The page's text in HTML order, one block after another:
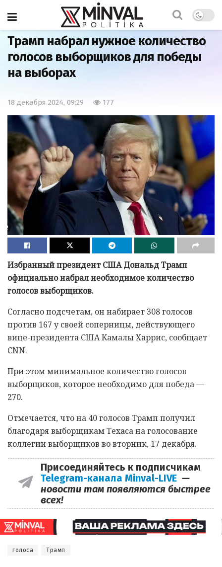
Главная
Трамп набрал нужное количество
голосов выборщиков для победы
на выборах
18 декабря 2024, 09:29 177
Избранный президент США Дональд Трамп
официально набрал необходимое количество
голосов выборщиков.
Согласно подсчетам, он набирает 308 голосов
против 167 у своей соперницы, действующего
вице-президента США Камалы Харрис, сообщает
CNN.
При этом минимальное количество голосов
выборщиков, которое необходимо для победа —
270.
Отмечается, что на 40 голосов Трамп получил
благодаря выборщикам Техаса на голосование
коллегии выборщиков во вторник, 17 декабря.
Присоединяйтесь к подписчикам
Telegram-канала Minval-LIVE —
новости там появляются быстрее
всех!
голоса Трамп